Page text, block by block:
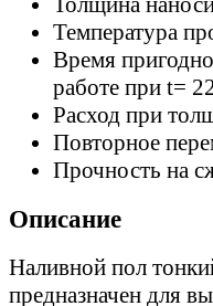
Температура
Время
работе при t=
Расход при
Повторное
Прочность на
Описание
Наливной пол
предназначен для